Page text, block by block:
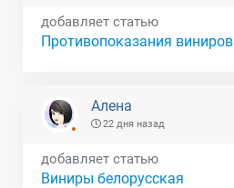
добавляет статью
Противопоказания виниров
Алена
22 дня назад
добавляет статью
Виниры белорусская